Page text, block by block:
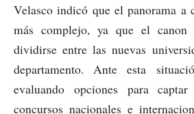
Velasco indicó que el panorama a
más complejo, ya que el canon
dividirse entre las nuevas
departamento. Ante esta
evaluando opciones para
concursos nacionales e